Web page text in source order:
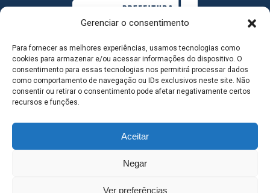
Gerenciar o consentimento
Para fornecer as melhores experiências, usamos tecnologias como
cookies para armazenar e/ou acessar informações do dispositivo. O
consentimento para essas tecnologias nos permitirá processar dados
como comportamento de navegação ou IDs exclusivos neste site. Não
consentir ou retirar o consentimento pode afetar negativamente certos
recursos e funções.
Aceitar
Negar
Ver preferências
MAPA DO SITE
SEDE DO ADMINISTRATIVO MUNICIPAL - Avenida